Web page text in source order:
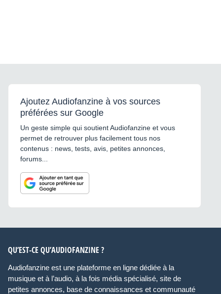
Ajoutez Audiofanzine à vos sources
préférées sur Google
Un geste simple qui soutient Audiofanzine et vous
permet de retrouver plus facilement tous nos
contenus : news, tests, avis, petites annonces,
forums...
QU’EST-CE QU’AUDIOFANZINE ?
Audiofanzine est une plateforme en ligne dédiée à la
musique et à l’audio, à la fois média spécialisé, site de
petites annonces, base de connaissances et communauté